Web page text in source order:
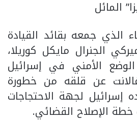
المائل
الذي جمعه بقائد القيادة
الجنرال مايكل كوريلا،
الأمني في إسرائيل
عن قلقه من خطورة
لجهة الاحتجاجات
الإصلاح القضائي.